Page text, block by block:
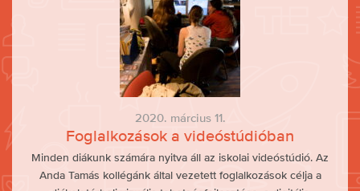
2020. március 11.
Foglalkozások a videóstúdióban
Minden diákunk számára nyitva áll az iskolai videóstúdió. Az
Anda Tamás kollégánk által vezetett foglalkozások célja a